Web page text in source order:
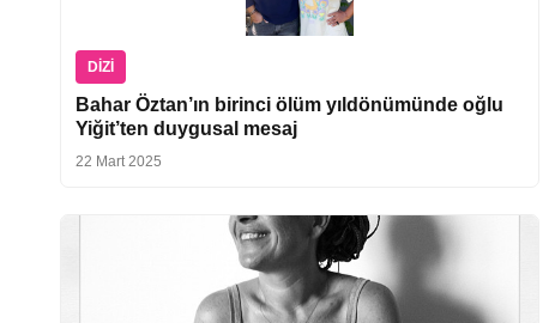
DIZI
Bahar Öztan’ın birinci ölüm yıldönümünde oğlu
Yiğit’ten duygusal mesaj
22 Mart 2025